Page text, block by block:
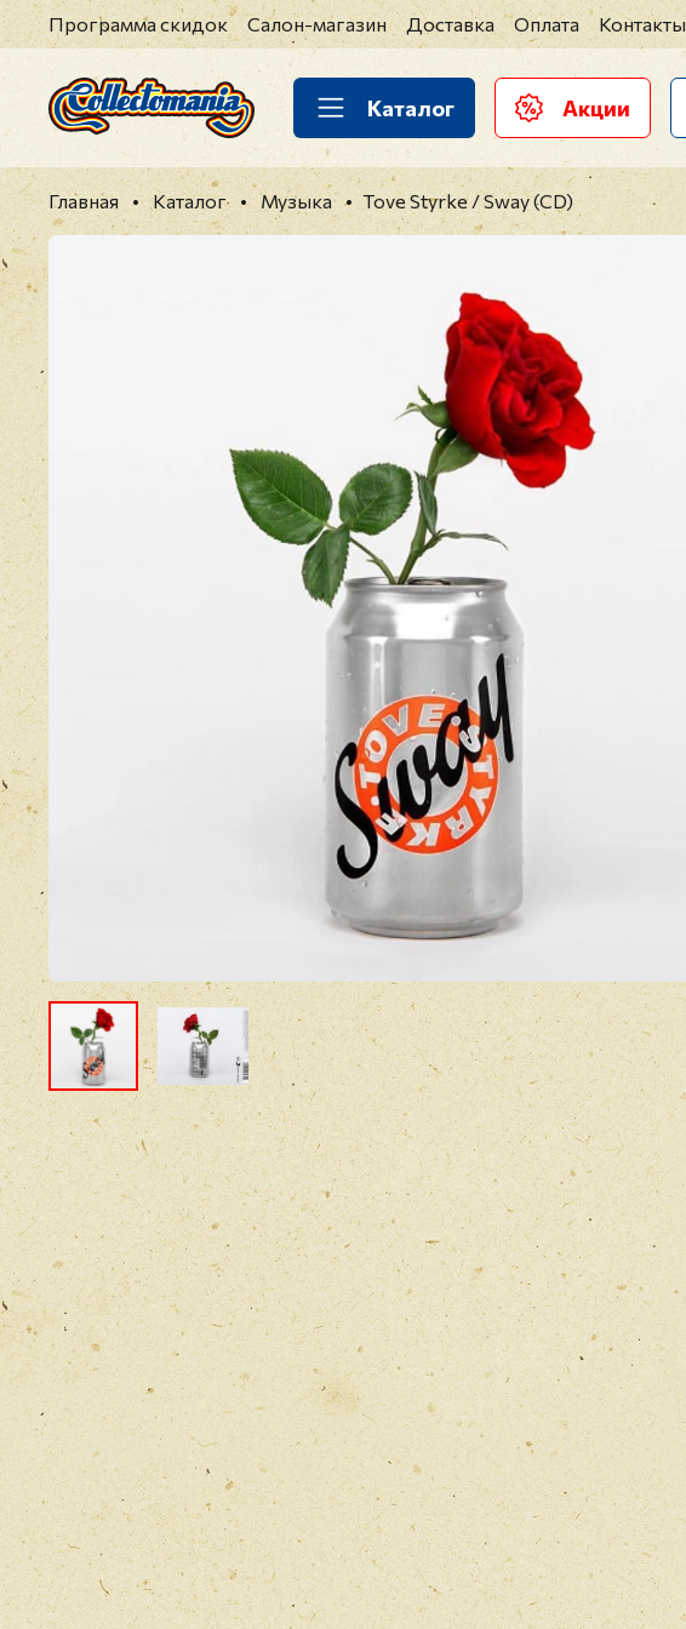
Программа скидок Салон-магазин Доставка Оплата Контакты
Каталог Акции
Главная Каталог Музыка Tove Styrke / Sway (CD)